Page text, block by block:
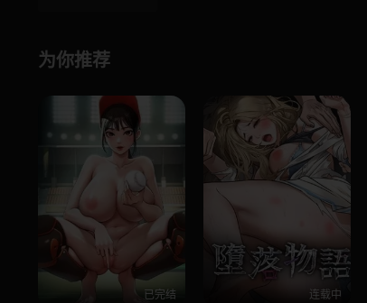
为你推荐
已完结 连载中